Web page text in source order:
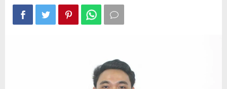
IKIP
PGRI
Minta
Pelakunya